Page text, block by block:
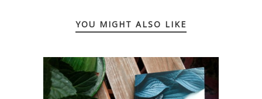
YOU MIGHT ALSO LIKE